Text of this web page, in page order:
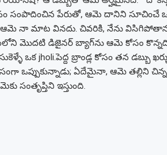
సంపాదించిన పేరుతో, ఆమె దానిని సూచించే
ఆమె నా మాట వినదు. చివరికి, నేను
మొదటి డిజైనర్ బ్యాగ్‌ను ఆమె కోసం కొన్నది
ఒక jholi.పెద్ద బ్రాండ్ల కోసం తన డబ్బు
ఒప్పుకున్నాడు; ఏదేమైనా, ఆమె తల్లిని
ఇస్తుంది.